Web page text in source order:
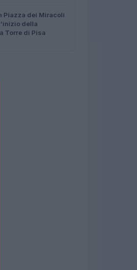
Piazza dei Miracoli
della
Torre di Pisa